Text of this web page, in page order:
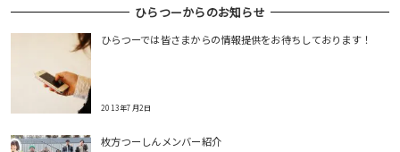
ひらつーからのお知らせ
ひらつーでは皆さまからの情報提供をお待ちしております！
2013年7月2日
枚方つーしんメンバー紹介